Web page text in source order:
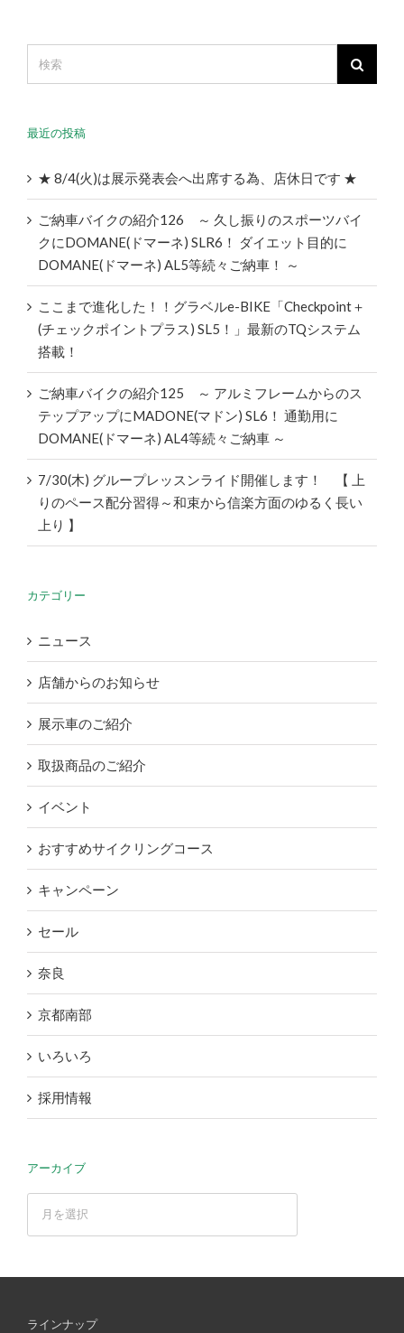
最近の投稿
★ 8/4(火)は展示発表会へ出席する為、店休日です ★
ご納車バイクの紹介126 ～ 久し振りのスポーツバイ
クにDOMANE(ドマーネ) SLR6！ ダイエット目的に
DOMANE(ドマーネ) AL5等続々ご納車！ ～
ここまで進化した！！グラベルe-BIKE「Checkpoint＋
(チェックポイントプラス) SL5！」最新のTQシステム
搭載！
ご納車バイクの紹介125 ～ アルミフレームからのス
テップアップにMADONE(マドン) SL6！ 通勤用に
DOMANE(ドマーネ) AL4等続々ご納車 ～
7/30(木) グループレッスンライド開催します！ 【 上
りのペース配分習得～和束から信楽方面のゆるく長い
上り 】
カテゴリー
ニュース
店舗からのお知らせ
展示車のご紹介
取扱商品のご紹介
イベント
おすすめサイクリングコース
キャンペーン
セール
奈良
京都南部
いろいろ
採用情報
アーカイブ
ラインナップ